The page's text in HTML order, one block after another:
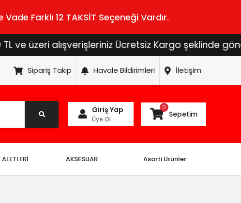
Farklı 12 TAKSİT Seçeneği Vardır.
ve üzeri alışverişleriniz Ücretsiz Kargo şeklinde
Sipariş Takip Havale Bildirimleri İletişim
Giriş Yap
Üye Ol
0
Sepetim
AKSESUAR Asorti Ürünler